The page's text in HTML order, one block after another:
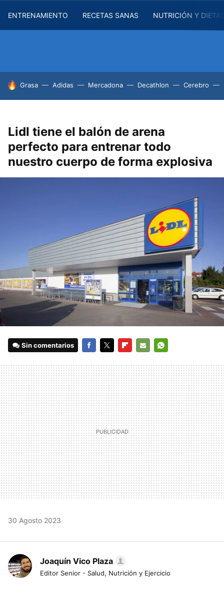
ENTRENAMIENTO RECETAS SANAS NUTRICIÓN Y
HOY SE HABLA DE
Grasa Adidas Mercadona Decathlon Cerebro
Lidl tiene el balón de arena
perfecto para entrenar todo
nuestro cuerpo de forma explosiva
Sin comentarios
MAIL
30 Agosto 2023
Joaquín Vico Plaza
Editor Senior - Salud, Nutrición y Ejercicio